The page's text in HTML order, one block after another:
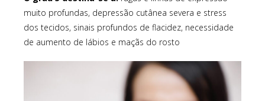
muito profundas, depressão cutânea severa e stress
dos tecidos, sinais profundos de flacidez, necessidade
de aumento de lábios e maçãs do rosto